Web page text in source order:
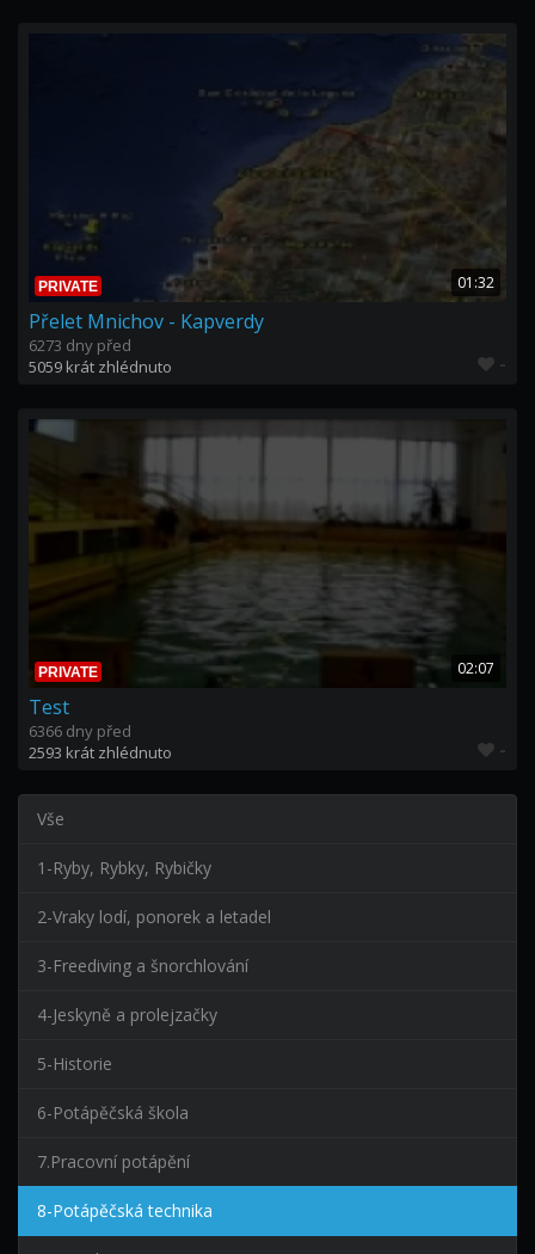
PRIVATE 01:32
Přelet Mnichov - Kapverdy
6273 dny před
5059 krát zhlédnuto
-
PRIVATE 02:07
Test
6366 dny před
2593 krát zhlédnuto
-
Vše
1-Ryby, Rybky, Rybičky
2-Vraky lodí, ponorek a letadel
3-Freediving a šnorchlování
4-Jeskyně a prolejzačky
5-Historie
6-Potápěčská škola
7.Pracovní potápění
8-Potápěčská technika